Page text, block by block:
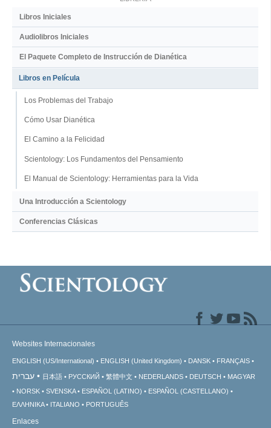
Libros Iniciales
Audiolibros Iniciales
El Paquete Completo de Instrucción de Dianética
Libros en Película
Los Problemas del Trabajo
Cómo Usar Dianética
El Camino a la Felicidad
Scientology: Los Fundamentos del Pensamiento
El Manual de Scientology: Herramientas para la Vida
Una Introducción a Scientology
Conferencias Clásicas
Websites Internacionales
ENGLISH (US/International) ENGLISH (United Kingdom) DANSK FRANÇAIS
עברית 日本語 РУССКИЙ 繁體中文 NEDERLANDS DEUTSCH
MAGYAR
NORSK
SVENSKA ESPAÑOL (LATINO)
ESPAÑOL (CASTELLANO)
ΕΛΛΗΝΙΚA
ITALIANO PORTUGUÊS
Enlaces